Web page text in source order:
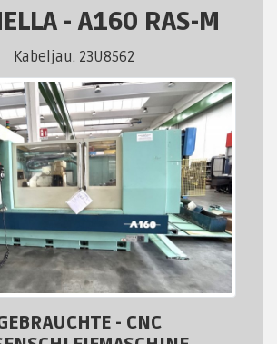
-A160 RAS-M
Kabeljau. 23U8562
- CNC